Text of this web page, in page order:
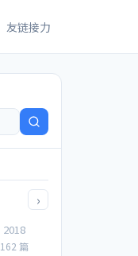
友链接力
›
2018
162 篇